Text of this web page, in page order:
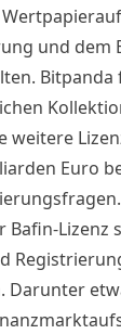
und dem
weitere
Euro
Bafin-Lizenz
Darunter